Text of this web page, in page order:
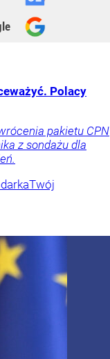
Polacy
pakietu CPN
z sondażu dla
Twój